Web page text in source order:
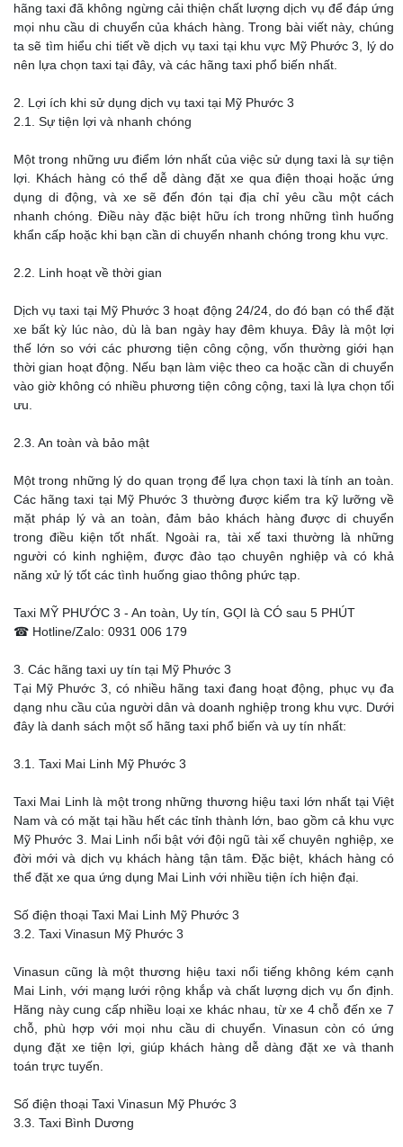
hãng taxi đã không ngừng cải thiện chất lượng dịch vụ để đáp ứng
mọi nhu cầu di chuyển của khách hàng. Trong bài viết này, chúng
ta sẽ tìm hiểu chi tiết về dịch vụ taxi tại khu vực Mỹ Phước 3, lý do
nên lựa chọn taxi tại đây, và các hãng taxi phổ biến nhất.
2. Lợi ích khi sử dụng dịch vụ taxi tại Mỹ Phước 3
2.1. Sự tiện lợi và nhanh chóng
Một trong những ưu điểm lớn nhất của việc sử dụng taxi là sự tiện
lợi. Khách hàng có thể dễ dàng đặt xe qua điện thoại hoặc ứng
dụng di động, và xe sẽ đến đón tại địa chỉ yêu cầu một cách
nhanh chóng. Điều này đặc biệt hữu ích trong những tình huống
khẩn cấp hoặc khi bạn cần di chuyển nhanh chóng trong khu vực.
2.2. Linh hoạt về thời gian
Dịch vụ taxi tại Mỹ Phước 3 hoạt động 24/24, do đó bạn có thể đặt
xe bất kỳ lúc nào, dù là ban ngày hay đêm khuya. Đây là một lợi
thế lớn so với các phương tiện công cộng, vốn thường giới hạn
thời gian hoạt động. Nếu bạn làm việc theo ca hoặc cần di chuyển
vào giờ không có nhiều phương tiện công cộng, taxi là lựa chọn tối
ưu.
2.3. An toàn và bảo mật
Một trong những lý do quan trọng để lựa chọn taxi là tính an toàn.
Các hãng taxi tại Mỹ Phước 3 thường được kiểm tra kỹ lưỡng về
mặt pháp lý và an toàn, đảm bảo khách hàng được di chuyển
trong điều kiện tốt nhất. Ngoài ra, tài xế taxi thường là những
người có kinh nghiệm, được đào tạo chuyên nghiệp và có khả
năng xử lý tốt các tình huống giao thông phức tạp.
Taxi MỸ PHƯỚC 3 - An toàn, Uy tín, GỌI là CÓ sau 5 PHÚT
☎ Hotline/Zalo: 0931 006 179
3. Các hãng taxi uy tín tại Mỹ Phước 3
Tại Mỹ Phước 3, có nhiều hãng taxi đang hoạt động, phục vụ đa
dạng nhu cầu của người dân và doanh nghiệp trong khu vực. Dưới
đây là danh sách một số hãng taxi phổ biến và uy tín nhất:
3.1. Taxi Mai Linh Mỹ Phước 3
Taxi Mai Linh là một trong những thương hiệu taxi lớn nhất tại Việt
Nam và có mặt tại hầu hết các tỉnh thành lớn, bao gồm cả khu vực
Mỹ Phước 3. Mai Linh nổi bật với đội ngũ tài xế chuyên nghiệp, xe
đời mới và dịch vụ khách hàng tận tâm. Đặc biệt, khách hàng có
thể đặt xe qua ứng dụng Mai Linh với nhiều tiện ích hiện đại.
Số điện thoại Taxi Mai Linh Mỹ Phước 3
3.2. Taxi Vinasun Mỹ Phước 3
Vinasun cũng là một thương hiệu taxi nổi tiếng không kém cạnh
Mai Linh, với mạng lưới rộng khắp và chất lượng dịch vụ ổn định.
Hãng này cung cấp nhiều loại xe khác nhau, từ xe 4 chỗ đến xe 7
chỗ, phù hợp với mọi nhu cầu di chuyển. Vinasun còn có ứng
dụng đặt xe tiện lợi, giúp khách hàng dễ dàng đặt xe và thanh
toán trực tuyến.
Số điện thoại Taxi Vinasun Mỹ Phước 3
3.3. Taxi Bình Dương